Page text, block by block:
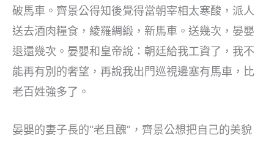
破馬車。齊景公得知後覺得當朝宰相太寒酸，派人
送去酒肉糧食，綾羅綢緞，新馬車。送幾次，晏嬰
退還幾次。晏嬰和皇帝說：朝廷給我工資了，我不
能再有別的奢望，再說我出門巡視邊塞有馬車，比
老百姓強多了。
晏嬰的妻子長的“老且醜”，齊景公想把自己的美貌